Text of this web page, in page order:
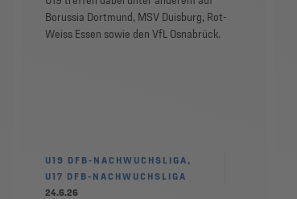
Borussia Dortmund, MSV Duisburg, Rot-
Weiss Essen sowie den VfL Osnabrück.
U19 DFB-NACHWUCHSLIGA,
U17 DFB-NACHWUCHSLIGA
24.6.26